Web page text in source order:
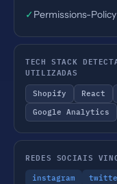
✓ Permissions-Policy
TECH STACK
UTILIZADAS
Shopify React
Google Analytics
REDES SOCIAIS
instagram